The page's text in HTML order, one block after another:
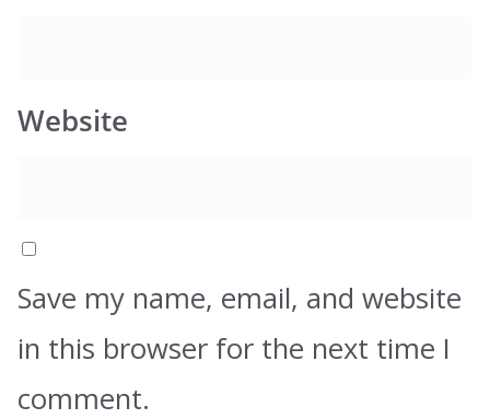
Website
Save my name, email, and website
in this browser for the next time I
comment.